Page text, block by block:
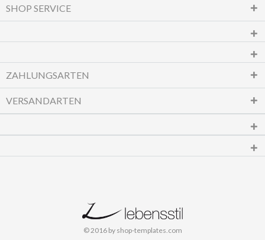
SHOP SERVICE
ZAHLUNGSARTEN
VERSANDARTEN
© 2016 by shop-templates.com